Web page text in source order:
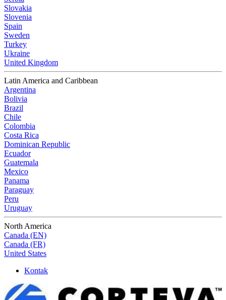
Slovakia
Slovenia
Spain
Sweden
Turkey
Ukraine
United Kingdom
Latin America and Caribbean
Argentina
Bolivia
Brazil
Chile
Colombia
Costa Rica
Dominican Republic
Ecuador
Guatemala
Mexico
Panama
Paraguay
Peru
Uruguay
North America
Canada (EN)
Canada (FR)
United States
Kontak